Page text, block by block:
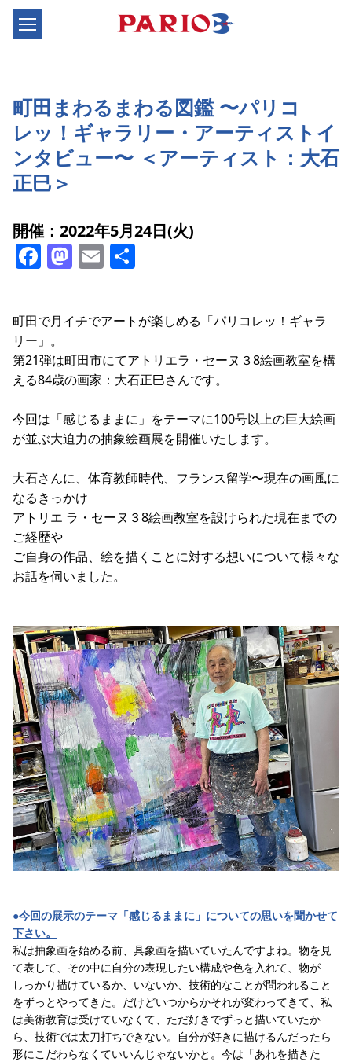
町田まわるまわる図鑑 〜パリコ
レッ！ギャラリー・アーティストイ
ンタビュー〜 ＜アーティスト：大石
正巳＞
開催：2022年5月24日(火)
Facebook
Mastodon
Email
町田で月イチでアートが楽しめる「パリコレッ！ギャラ
リー」。
第21弾は町田市にてアトリエラ・セーヌ３8絵画教室を構
える84歳の画家：大石正巳さんです。
今回は「感じるままに」をテーマに100号以上の巨大絵画
が並ぶ大迫力の抽象絵画展を開催いたします。
大石さんに、体育教師時代、フランス留学〜現在の画風に
なるきっかけ
アトリエ ラ・セーヌ３8絵画教室を設けられた現在までの
ご経歴や
ご自身の作品、絵を描くことに対する想いについて様々な
お話を伺いました。
●今回の展示のテーマ「感じるままに」についての思いを聞かせて
下さい。
私は抽象画を始める前、具象画を描いていたんですよね。物を見
て表して、その中に自分の表現したい構成や色を入れて、物が
しっかり描けているか、いないか、技術的なことが問われること
をずっとやってきた。だけどいつからかそれが変わってきて、私
は美術教育は受けていなくて、ただ好きでずっと描いていたか
ら、技術では太刀打ちできない。自分が好きに描けるんだったら
形にこだわらなくていいんじゃないかと。今は「あれを描きた